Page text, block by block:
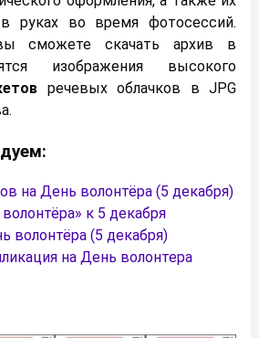
руках во время фотосессий.
сможете скачать архив в
изображения высокого
речевых облачков в JPG
на День волонтёра (5 декабря)
к 5 декабря
волонтёра (5 декабря)
на День волонтера